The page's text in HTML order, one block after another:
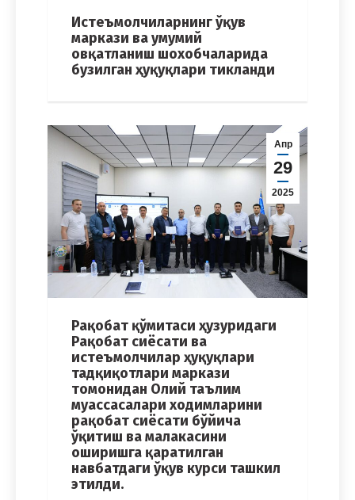
Истеъмолчиларнинг ўқув
маркази ва умумий
овқатланиш шохобчаларида
бузилган ҳуқуқлари тикланди
Апр
29
2025
Рақобат қўмитаси ҳузуридаги
Рақобат сиёсати ва
истеъмолчилар ҳуқуқлари
тадқиқотлари маркази
томонидан Олий таълим
муассасалари ходимларини
рақобат сиёсати бўйича
ўқитиш ва малакасини
оширишга қаратилган
навбатдаги ўқув курси ташкил
этилди.